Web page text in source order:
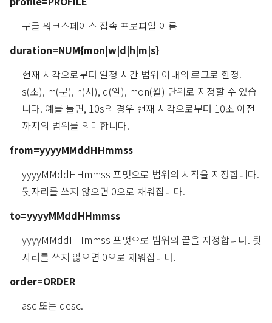
구글 워크스페이스 접속 프로파일 이름
duration=NUM{mon|w|d|h|m|s}
현재 시각으로부터 일정 시간 범위 이내의 로그로 한정.
s(초), m(분), h(시), d(일), mon(월) 단위로 지정할 수 있습
니다. 예를 들면, 10s의 경우 현재 시각으로부터 10초 이전
까지의 범위를 의미합니다.
from=yyyyMMddHHmmss
yyyyMMddHHmmss 포맷으로 범위의 시작을 지정합니다.
뒷자리를 쓰지 않으면 0으로 채워집니다.
to=yyyyMMddHHmmss
yyyyMMddHHmmss 포맷으로 범위의 끝을 지정합니다. 뒷
자리를 쓰지 않으면 0으로 채워집니다.
order=ORDER
asc 또는 desc.